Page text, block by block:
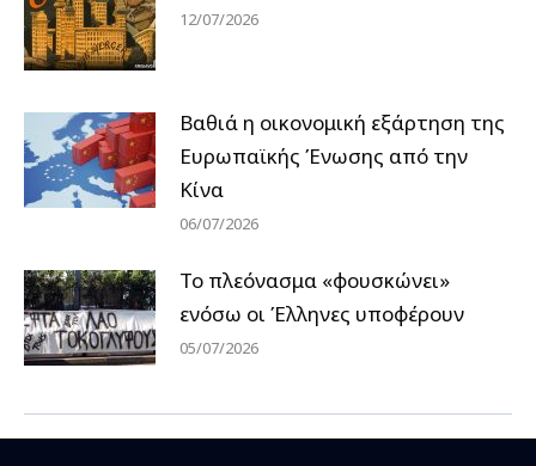
12/07/2026
Βαθιά η οικονομική εξάρτηση της
Ευρωπαϊκής Ένωσης από την
Κίνα
06/07/2026
Το πλεόνασμα «φουσκώνει»
ενόσω οι Έλληνες υποφέρουν
05/07/2026